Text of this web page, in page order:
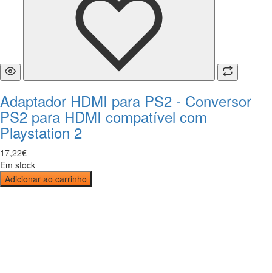
Adaptador HDMI para PS2 - Conversor
PS2 para HDMI compatível com
Playstation 2
17,22€
Em stock
Adicionar ao carrinho